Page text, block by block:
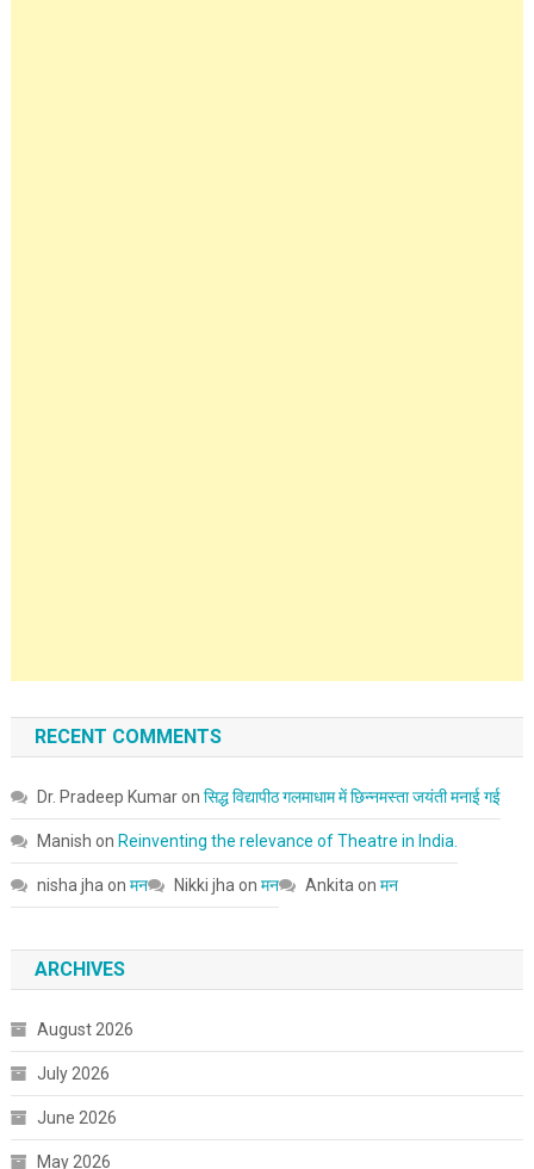
RECENT COMMENTS
Dr. Pradeep Kumaron सिद्ध विद्यापीठ गलमाधाम में छिन्नमस्ता जयंती मनाई गई
Manish on Reinventing the relevance of Theatre in India.
nisha jha on मन Nikki jha on मन Ankita on मन
ARCHIVES
August 2026
July 2026
June 2026
May 2026